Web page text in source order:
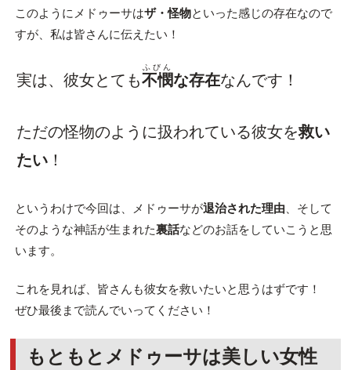
このようにメドゥーサはザ・怪物といった感じの存在なので
すが、私は皆さんに伝えたい！
実は、彼女とても不憫
ふびん
な存在なんです！
ただの怪物のように扱われている彼女を救い
たい！
というわけで今回は、メドゥーサが退治された理由 、そして
そのような神話が生まれた裏話などのお話をしていこうと思
います。
これを見れば、皆さんも彼女を救いたいと思うはずです！
ぜひ最後まで読んでいってください！
もともとメドゥーサは美しい女性